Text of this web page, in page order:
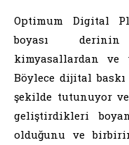
Optimum Digital
boyası
kimyasallardan ve
Böylece dijital
şekilde tutunuyor
geliştirdikleri
olduğunu ve